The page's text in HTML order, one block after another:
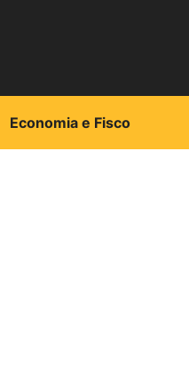
Economia e Fisco